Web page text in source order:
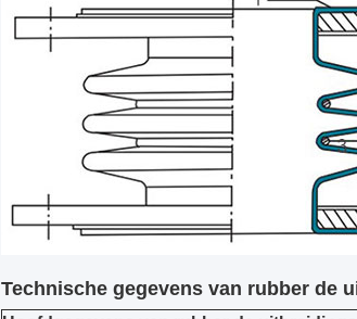
Technische gegevens van rubber de